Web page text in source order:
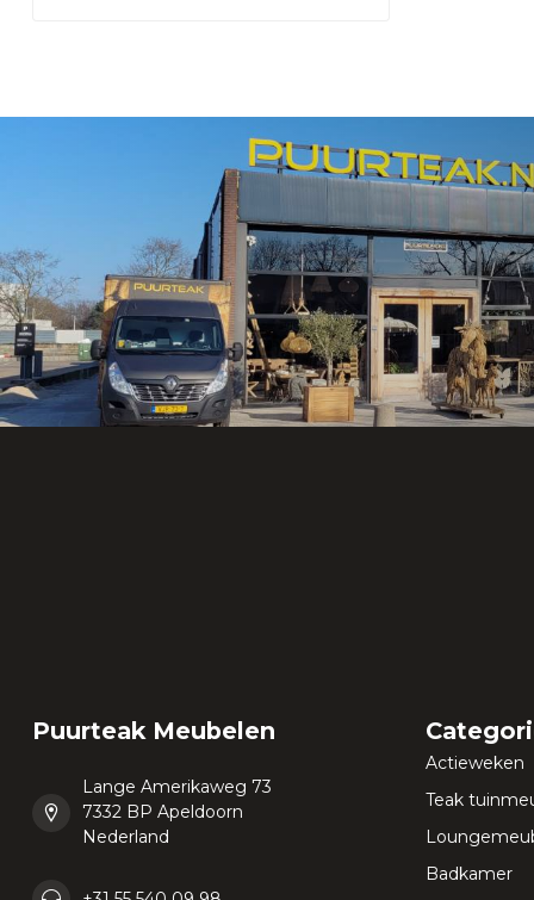
Puurteak Meubelen
Lange Amerikaweg 73
7332 BP Apeldoorn
Nederland
Actieweken
Teak
Badkamer